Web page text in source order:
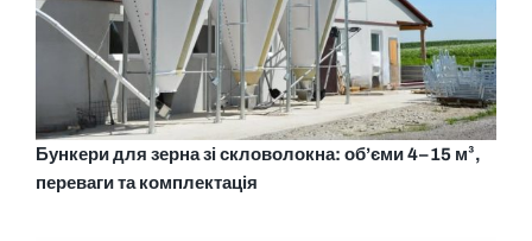
Бункери для зерна зі скловолокна: об’єми 4–15 м³,
переваги та комплектація